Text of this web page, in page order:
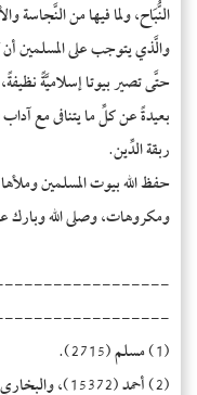
النُّبَاح، ولما فيها من النَّجاسة
والَّذي يتوجب على المسلمين أن
حتَّى تصير بيوتا إسلاميَّةً
بعيدةً عن كلِّ ما يتنافى مع
ربقة الدِّين.
حفظ الله بيوت المسلمين
ومكروهات، وصلى الله
(1) مسلم (2715).